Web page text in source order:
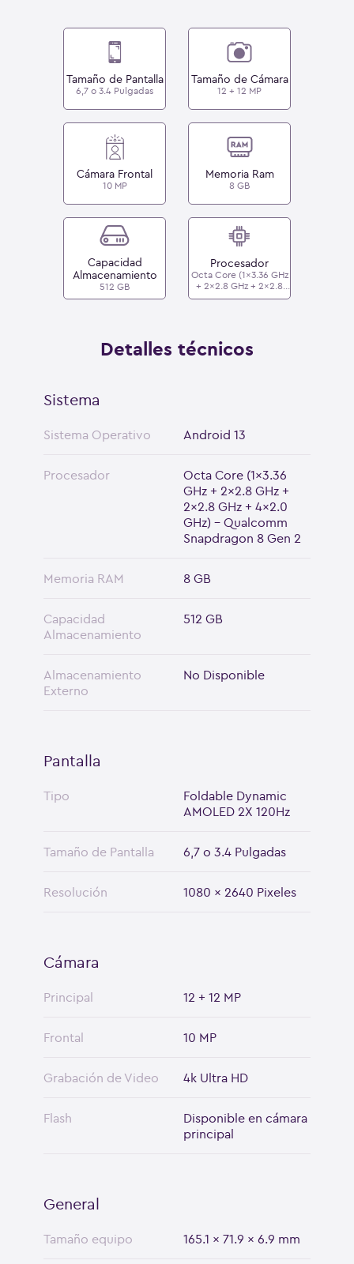
Tamaño de Pantalla
6,7 o 3.4 Pulgadas
Tamaño de Cámara
12 + 12 MP
Cámara Frontal
10 MP
Memoria Ram
8 GB
Capacidad
Almacenamiento
512 GB
Procesador
Octa Core (1x3.36 GHz
+ 2x2.8 GHz + 2x2.8
GHz + 4x2.0 GHz) -
Detalles técnicos
Sistema
Sistema Operativo Android 13
Procesador
Octa Core (1x3.36
GHz + 2x2.8 GHz +
2x2.8 GHz + 4x2.0
GHz) - Qualcomm
Snapdragon 8 Gen 2
Memoria RAM 8 GB
Capacidad
Almacenamiento
512 GB
Almacenamiento
Externo
No Disponible
Pantalla
Tipo
Foldable Dynamic
AMOLED 2X 120Hz
Tamaño de Pantalla 6,7 o 3.4 Pulgadas
Resolución 1080 x 2640 Pixeles
Cámara
Principal 12 + 12 MP
Frontal 10 MP
Grabación de Video 4k Ultra HD
Flash
Disponible en cámara
principal
General
Tamaño equipo 165.1 x 71.9 x 6.9 mm